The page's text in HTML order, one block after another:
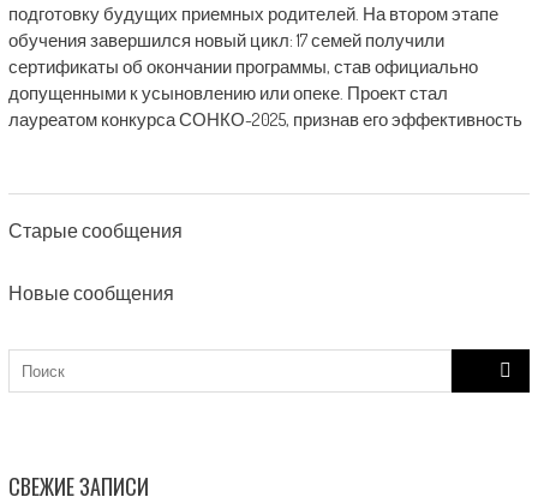
подготовку будущих приемных родителей. На втором этапе
обучения завершился новый цикл: 17 семей получили
сертификаты об окончании программы, став официально
допущенными к усыновлению или опеке. Проект стал
лауреатом конкурса СОНКО-2025, признав его эффективность
Posts
navigation
Старые сообщения
Новые сообщения
Search
for:
СВЕЖИЕ ЗАПИСИ